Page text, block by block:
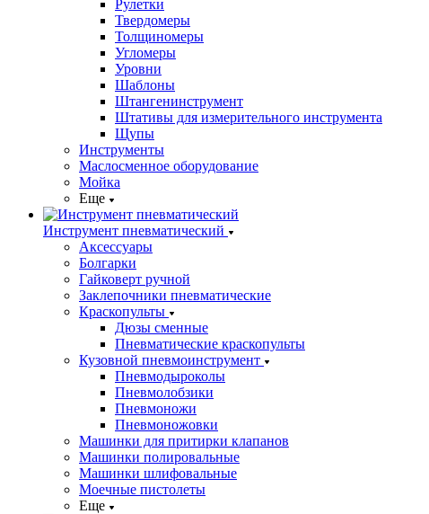
Рулетки
Твердомеры
Толщиномеры
Угломеры
Уровни
Шаблоны
Штангенинструмент
Штативы для измерительного инструмента
Щупы
Инструменты
Маслосменное оборудование
Мойка
Еще
Инструмент пневматический
Аксессуары
Болгарки
Гайковерт ручной
Заклепочники пневматические
Краскопульты
Дюзы сменные
Пневматические краскопульты
Кузовной пневмоинструмент
Пневмодыроколы
Пневмолобзики
Пневмоножи
Пневмоножовки
Машинки для притирки клапанов
Машинки полировальные
Машинки шлифовальные
Моечные пистолеты
Еще